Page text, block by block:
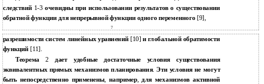
следствий 1-3 очевидны при использовании результатов о существовании
обратной функции для непрерывной функции одного переменного [9],
7
разрешимости систем линейных уравнений [10]и глобальной обратимости
функций
[11].
Теорема2дает удобные достаточные условия существования
эквивалентных прямых механизмов планирования.Эти условия не могут
быть непосредственно применены,например,для механизмов активной